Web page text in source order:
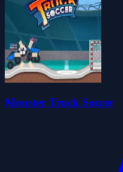
Monster Truck Soccer